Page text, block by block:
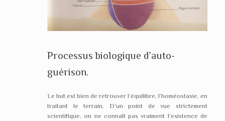
Processus biologique d’auto-
guérison.
Le but est bien de retrouver l’équilibre, l’homéostasie, en
traitant le terrain. D’un point de vue strictement
scientifique, on ne connaît pas vraiment l’existence de